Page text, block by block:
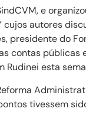
e
cujos autores
presidente do
contas públicas
Rudinei esta
tivessem